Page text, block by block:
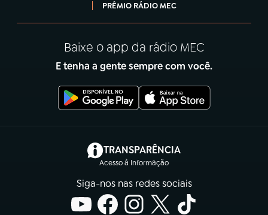
PRÊMIO RÁDIO MEC
Baixe o app da rádio MEC
E tenha a gente sempre com você.
TRANSPARÊNCIA
Acesso à Informação
(abre em nova aba)
Siga-nos nas redes sociais